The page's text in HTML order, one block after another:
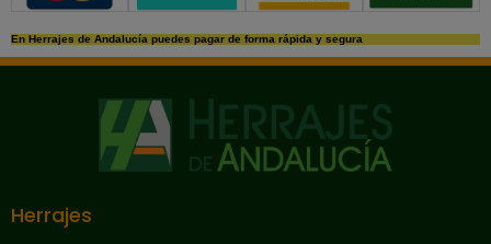
En Herrajes de Andalucía puedes pagar de forma rápida y segura
Herrajes